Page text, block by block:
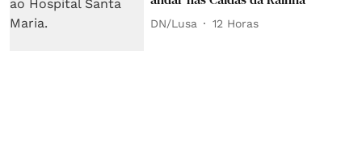
DN/Lusa 12 Horas